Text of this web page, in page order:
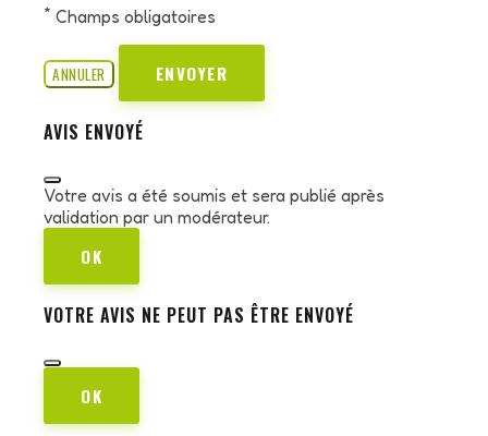
* Champs obligatoires
ANNULER ENVOYER
AVIS ENVOYÉ
Votre avis a été soumis et sera publié après
validation par un modérateur.
OK
VOTRE AVIS NE PEUT PAS ÊTRE ENVOYÉ
OK